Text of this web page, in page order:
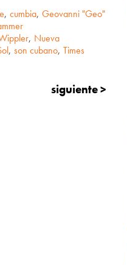
, cumbia, Geovanni "Geo"
, Nueva
, son cubano, Times
siguiente >